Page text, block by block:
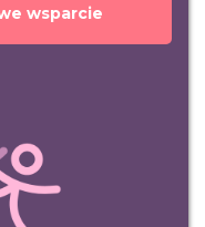
wsparcie